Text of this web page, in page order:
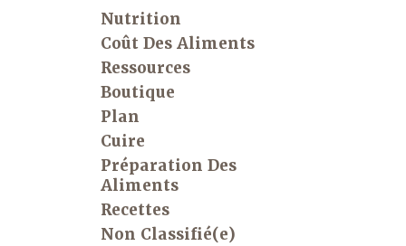
Nutrition
Coût Des Aliments
Ressources
Boutique
Plan
Cuire
Préparation Des
Aliments
Recettes
Non Classifié(e)